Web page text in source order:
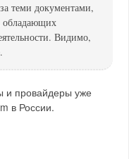
теми документами,
обладающих
Видимо,
и провайдеры уже
в России.